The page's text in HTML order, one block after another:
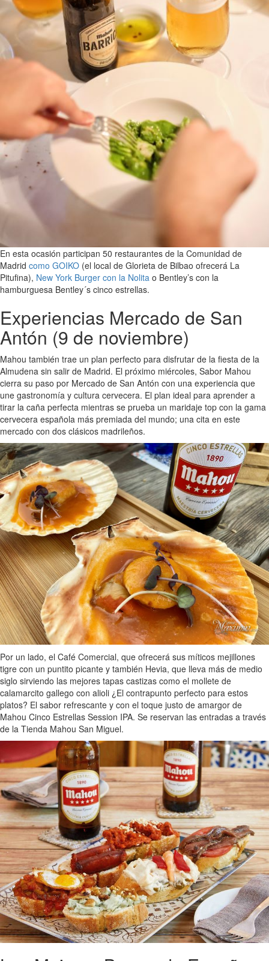
En esta ocasión participan 50 restaurantes de la Comunidad de
Madrid como GOIKO (el local de Glorieta de Bilbao ofrecerá La
Pitufina), New York Burger con la Nolita o Bentley’s con la
hamburguesa Bentley´s cinco estrellas.
Experiencias Mercado de San
Antón (9 de noviembre)
Mahou también trae un plan perfecto para disfrutar de la fiesta de la
Almudena sin salir de Madrid. El próximo miércoles, Sabor Mahou
cierra su paso por Mercado de San Antón con una experiencia que
une gastronomía y cultura cervecera. El plan ideal para aprender a
tirar la caña perfecta mientras se prueba un maridaje top con la gama
cervecera española más premiada del mundo; una cita en este
mercado con dos clásicos madrileños.
Por un lado, el Café Comercial, que ofrecerá sus míticos mejillones
tigre con un puntito picante y también Hevia, que lleva más de medio
siglo sirviendo las mejores tapas castizas como el mollete de
calamarcito gallego con alioli ¿El contrapunto perfecto para estos
platos? El sabor refrescante y con el toque justo de amargor de
Mahou Cinco Estrellas Session IPA. Se reservan las entradas a través
de la Tienda Mahou San Miguel.